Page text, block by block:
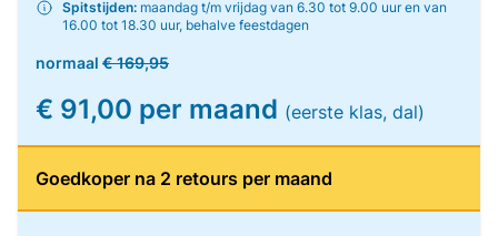
Spitstijden: maandag t/m vrijdag van 6.30 tot 9.00 uur en van
16.00 tot 18.30 uur, behalve feestdagen
normaal € 169,95
€ 91,00 per maand (eerste klas, dal)
Goedkoper na 2 retours per maand